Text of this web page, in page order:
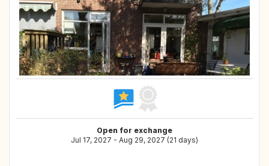
Open for exchange
Jul 17, 2027 - Aug 29, 2027 (21 days)